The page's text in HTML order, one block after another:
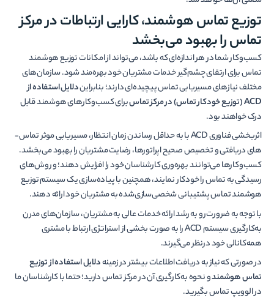
توزیع تماس هوشمند، کارایی ارتباطات در مرکز
تماس را بهبود می‌بخشد
کسب‌وکار شما در هر اندازه‌­ای که باشد، می­‌تواند از امکانات توزیع هوشمند
تماس برای ارتقای چشم‌گیر خدمات مشتریان خود بهره‌­مند شود. سازمان‌های
مختلف نیازهای مسیریابی تماس پیچیده‌ای دارند؛ بنابرایندلایل استفاده از
ACD(توزیع خودکار تماس) در مرکز تماسبرای کسب‌وکارهای هوشمند قابل
درک خواهند بود.
اثربخشی فناوری ACD با به حداقل رساندن زمان انتظار، مسیریابی موثر تماس‌­
های دریافتی و تخصیص صحیح اپراتورها، رضایت مشتریان را بهبود می‌بخشد.
کسب‌وکارها می‌توانند بهره‌وری کارشناسان خود را افزایش دهند؛ و روش‌های
رسیدگی به تماس را خودکار نمایند، همچنین با پیاده‌سازی یک سیستم توزیع
هوشمند تماس پشتیبانی شخصی­‌سازی‌شده به مشتریان خود ارائه دهند.
با توجه به ضرورت رو به رشد ارائه خدمات عالی به مشتریان، سازمان­‌های مدرن
به‌کارگیری سیستم ACD را به صورت بخشی از استراتژی ارتباط با مشتری
همه‌کانالی خود درنظر می­‌گیرند.
در صورتی که نیاز به دریافت اطلاعات بیشتر در زمینهدلایل استفاده از توزیع
تماس هوشمندو نحوه به‌کارگیری آن در مرکز تماس دارید؛ حتما با کارشناسان ما
در الوویپ تماس بگیرید.